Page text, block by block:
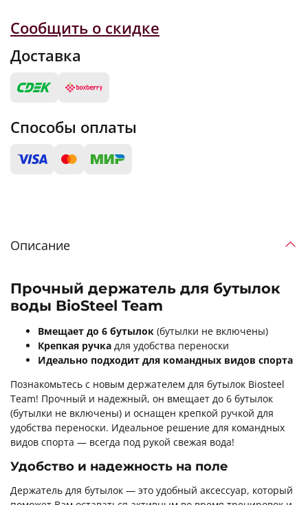
Сообщить о скидке
Доставка
Способы оплаты
Описание
Прочный держатель для бутылок
воды BioSteel Team
Вмещает до 6 бутылок (бутылки не включены)
Крепкая ручка для удобства переноски
Идеально подходит для командных видов спорта
Познакомьтесь с новым держателем для бутылок Biosteel
Team! Прочный и надежный, он вмещает до 6 бутылок
(бутылки не включены) и оснащен крепкой ручкой для
удобства переноски. Идеальное решение для командных
видов спорта — всегда под рукой свежая вода!
Удобство и надежность на поле
Держатель для бутылок — это удобный аксессуар, который